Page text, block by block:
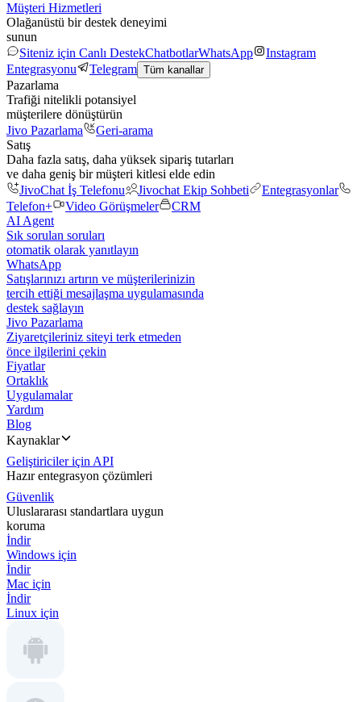
Müşteri Hizmetleri
Olağanüstü bir destek deneyimi
sunun
Siteniz için Canlı DestekChatbotlarWhatsApp
Instagram
Entegrasyonu
Telegram Tüm kanallar
Pazarlama
Trafiği nitelikli potansiyel
müşterilere dönüştürün
Jivo Pazarlama
Geri-arama
Satış
Daha fazla satış, daha yüksek sipariş tutarları
ve daha geniş bir müşteri kitlesi elde edin
JivoChat İş Telefonu
Jivochat Ekip Sohbeti
Entegrasyonlar
Telefon+
Video Görüşmeler
CRM
AI Agent
Sık sorulan soruları
otomatik olarak yanıtlayın
WhatsApp
Satışlarınızı artırın ve müşterilerinizin
tercih ettiği mesajlaşma uygulamasında
destek sağlayın
Jivo Pazarlama
Ziyaretçileriniz siteyi terk etmeden
önce ilgilerini çekin
Fiyatlar
Ortaklık
Uygulamalar
Yardım
Blog
Kaynaklar
Geliştiriciler için API
Hazır entegrasyon çözümleri
Güvenlik
Uluslararası standartlara uygun
koruma
İndir
Windows için
İndir
Mac için
İndir
Linux için